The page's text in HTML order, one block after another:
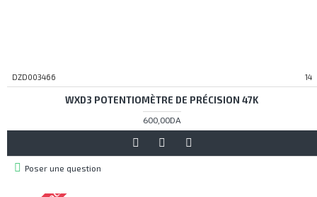
DZD003466 14
WXD3 POTENTIOMÈTRE DE PRÉCISION 47K
600,00DA
Poser une question